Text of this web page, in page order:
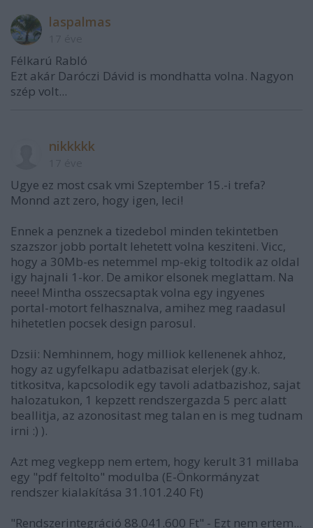
laspalmas
Félkarú Rabló
Ezt akár Daróczi Dávid is mondhatta volna. Nagyon
szép volt...
nikkkkk
Ugye ez most csak vmi Szeptember 15.-i trefa?
Monnd azt zero, hogy igen, leci!
Ennek a penznek a tizedebol minden tekintetben
szazszor jobb portalt lehetett volna kesziteni. Vicc,
hogy a 30Mb-es netemmel mp-ekig toltodik az oldal
igy hajnali 1-kor. De amikor elsonek meglattam. Na
neee! Mintha osszecsaptak volna egy ingyenes
portal-motort felhasznalva, amihez meg raadasul
hihetetlen pocsek design parosul.
Dzsii: Nemhinnem, hogy milliok kellenenek ahhoz,
hogy az ugyfelkapu adatbazisat elerjek (gy.k.
titkositva, kapcsolodik egy tavoli adatbazishoz, sajat
halozatukon, 1 kepzett rendszergazda 5 perc alatt
beallitja, az azonositast meg talan en is meg tudnam
irni :) ).
Azt meg vegkepp nem ertem, hogy kerult 31 millaba
egy "pdf feltolto" modulba (E-Önkormányzat
rendszer kialakítása 31.101.240 Ft)
"Rendszerintegráció 88.041.600 Ft" - Ezt nem ertem...